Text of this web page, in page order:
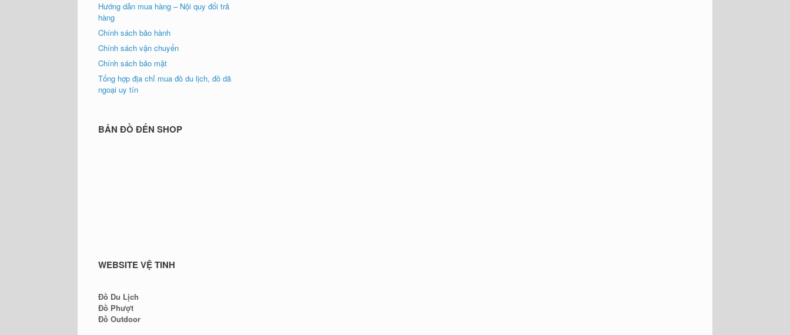
Hướng dẫn mua hàng – Nội quy đổi trả
hàng
Chính sách bảo hành
Chính sách vận chuyển
Chính sách bảo mật
Tổng hợp địa chỉ mua đồ du lịch, đồ dã
ngoại uy tín
BẢN ĐỒ ĐẾN SHOP
WEBSITE VỆ TINH
Đồ Du Lịch
Đồ Phượt
Đồ Outdoor